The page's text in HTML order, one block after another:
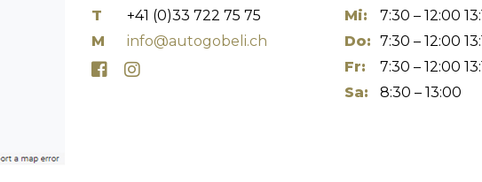
T
+41 (0)33 722 75 75
M
info@autogobeli.ch
Mi:
7:30 – 12:00
Do: 7:30 – 12:00
Fr:
7:30 – 12:00
Sa:
8:30 – 13:00